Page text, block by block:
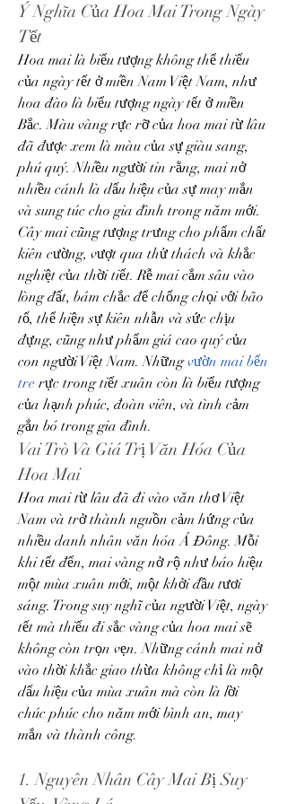
Ý Nghĩa Của Hoa Mai Trong Ngày
Tết
Hoa mai là biểu tượng không thể thiếu
của ngày tết ở miền Nam Việt Nam, như
hoa đào là biểu tượng ngày tết ở miền
Bắc. Màu vàng rực rỡ của hoa mai từ lâu
đã được xem là màu của sự giàu sang,
phú quý. Nhiều người tin rằng, mai nở
nhiều cánh là dấu hiệu của sự may mắn
và sung túc cho gia đình trong năm mới.
Cây mai cũng tượng trưng cho phẩm chất
kiên cường, vượt qua thử thách và khắc
nghiệt của thời tiết. Rễ mai cắm sâu vào
lòng đất, bám chắc để chống chọi với bão
tố, thể hiện sự kiên nhẫn và sức chịu
đựng, cũng như phẩm giá cao quý của
con người Việt Nam. Những vườn mai bến
tre rực trong tiết xuân còn là biểu tượng
của hạnh phúc, đoàn viên, và tình cảm
gắn bó trong gia đình.
Vai Trò Và Giá Trị Văn Hóa Của
Hoa Mai
Hoa mai từ lâu đã đi vào văn thơ Việt
Nam và trở thành nguồn cảm hứng của
nhiều danh nhân văn hóa Á Đông. Mỗi
khi tết đến, mai vàng nở rộ như báo hiệu
một mùa xuân mới, một khởi đầu tươi
sáng. Trong suy nghĩ của người Việt, ngày
tết mà thiếu đi sắc vàng của hoa mai sẽ
không còn trọn vẹn. Những cánh mai nở
vào thời khắc giao thừa không chỉ là một
dấu hiệu của mùa xuân mà còn là lời
chúc phúc cho năm mới bình an, may
mắn và thành công.
1. Nguyên Nhân Cây Mai Bị Suy